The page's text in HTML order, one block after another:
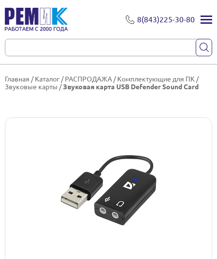
8(843)225-30-80
Главная /Каталог /РАСПРОДАЖА /Комплектующие для ПК /
Звуковые карты /Звуковая карта USB Defender Sound Card